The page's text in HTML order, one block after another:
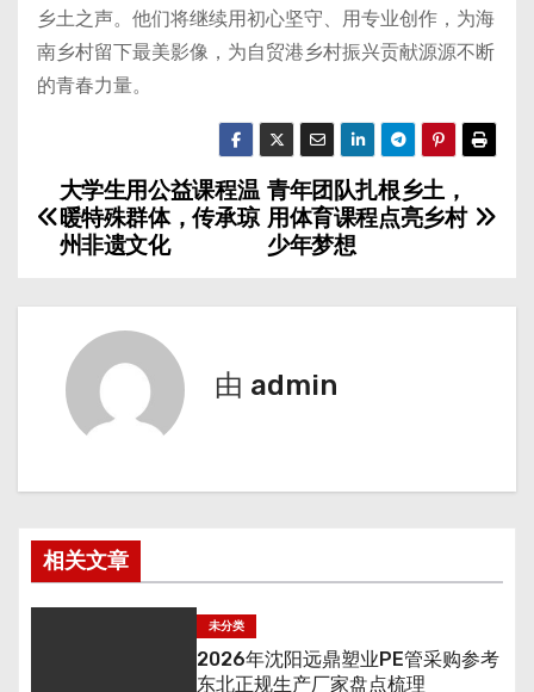
乡土之声。他们将继续用初心坚守、用专业创作，为海
南乡村留下最美影像，为自贸港乡村振兴贡献源源不断
的青春力量。
文
章
导
航
青年团队扎根乡土，
用体育课程点亮乡村
少年梦想
大学生用公益课程温
暖特殊群体，传承琼
州非遗文化
由 admin
相关文章
未分类
2026年沈阳远鼎塑业PE管采购参考
东北正规生产厂家盘点梳理